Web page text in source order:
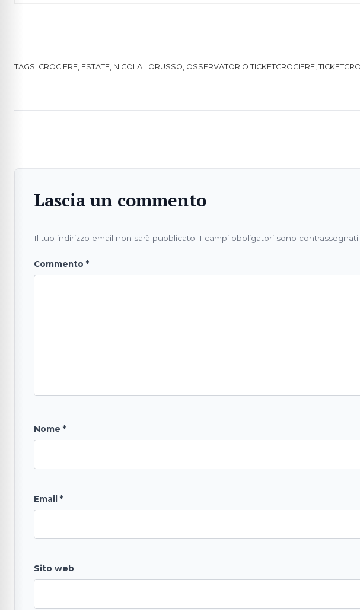
TAGS: CROCIERE, ESTATE, NICOLA LORUSSO, OSSERVATORIO TICKETCROCIERE,
Lascia un commento
Il tuo indirizzo email non sarà pubblicato. I campi obbligatori sono contrassegnati
Commento *
Nome *
Email *
Sito web